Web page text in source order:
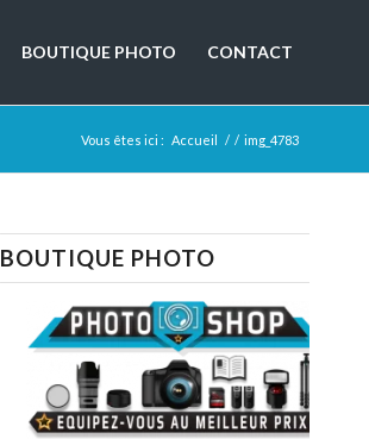
BOUTIQUE PHOTO CONTACT
Vous êtes ici : Accueil / / img_4783
BOUTIQUE PHOTO